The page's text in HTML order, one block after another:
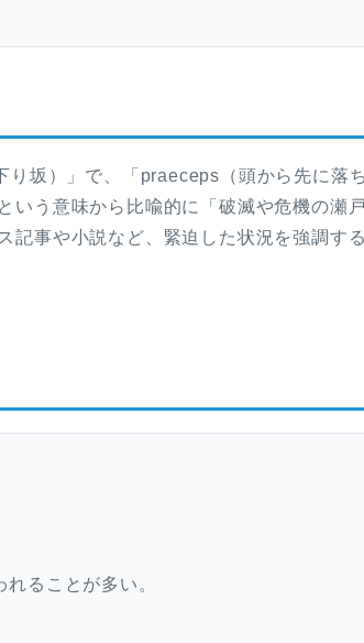
っ
て
く
ー
節
に
は
上
坂）」で、「praeceps（頭から先に落ち
いう意味から比喩的に「破滅や危機の瀬
記事や小説など、緊迫した状況を強調す
ることが多い。